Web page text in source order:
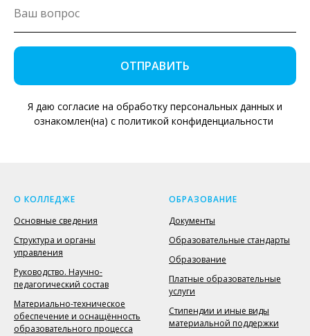
ОТПРАВИТЬ
Я даю согласие на обработку персональных данных и
ознакомлен(на) с политикой конфиденциальности
О КОЛЛЕДЖЕ
Основные сведения
Структура и органы
управления
Руководство. Научно-
педагогический состав
Материально-техническое
обеспечение и оснащённость
образовательного процесса
ОБРАЗОВАНИЕ
Документы
Образовательные стандарты
Образование
Платные образовательные
услуги
Стипендии и иные виды
материальной поддержки